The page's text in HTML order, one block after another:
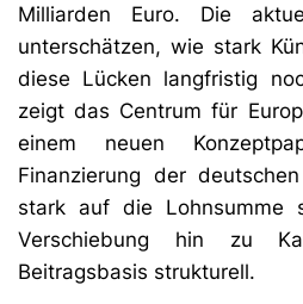
Milliarden Euro. Die
unterschätzen, wie stark
diese Lücken langfristig
zeigt das Centrum für
einem neuen
Finanzierung der
stark auf die Lohnsumme
Verschiebung hin zu
Beitragsbasis strukturell.